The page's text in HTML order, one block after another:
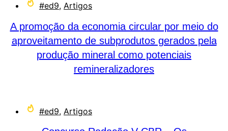
#ed9, Artigos
A promoção da economia circular por meio do
aproveitamento de subprodutos gerados pela
produção mineral como potenciais
remineralizadores
#ed9, Artigos